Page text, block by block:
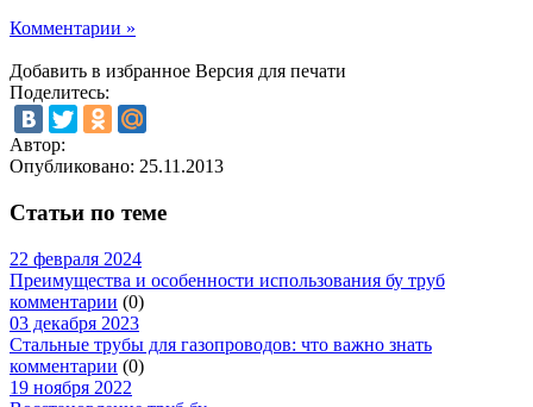
Комментарии »
Добавить в избранное Версия для печати
Поделитесь:
Автор:
Опубликовано: 25.11.2013
Статьи по теме
22 февраля 2024
Преимущества и особенности использования бу труб
комментарии (0)
03 декабря 2023
Стальные трубы для газопроводов: что важно знать
комментарии (0)
19 ноября 2022